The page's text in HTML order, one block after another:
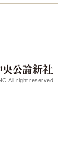
right reserved